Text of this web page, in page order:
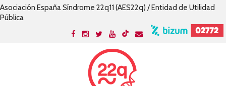
Asociación España Síndrome 22q11 (AES22q) / Entidad de Utilidad
Pública